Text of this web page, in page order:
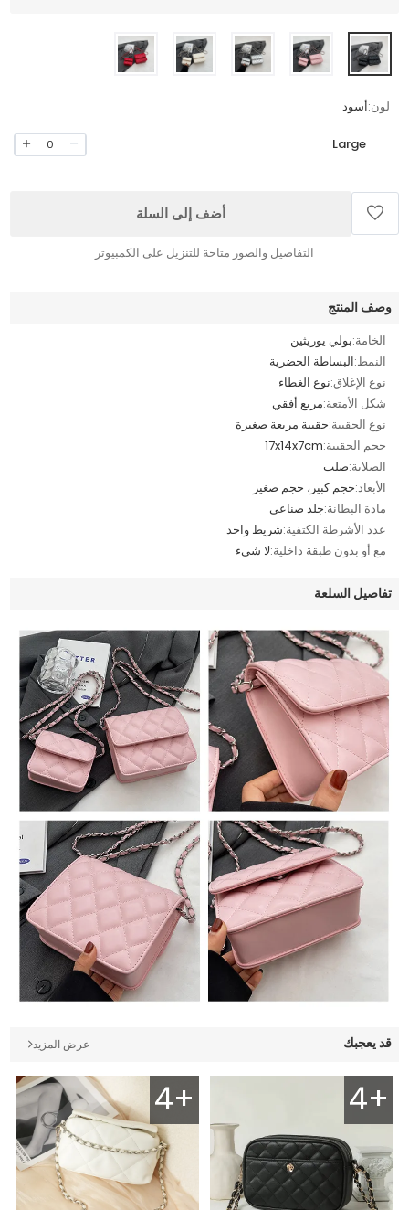
لون:أسود
Large
0
أضف إلى السلة
التفاصيل والصور متاحة للتنزيل على الكمبيوتر
وصف المنتج
الخامة:بولي يوريثين
النمط:البساطة الحضرية
نوع الإغلاق:نوع الغطاء
شكل الأمتعة:مربع أفقي
نوع الحقيبة:حقيبة مربعة صغيرة
حجم الحقيبة:17x14x7cm
الصلابة:صلب
الأبعاد:حجم كبير، حجم صغير
مادة البطانة:جلد صناعي
عدد الأشرطة الكتفية:شريط واحد
مع أو بدون طبقة داخلية:لا شيء
تفاصيل السلعة
قد يعجبك عرض المزيد
4+
4+